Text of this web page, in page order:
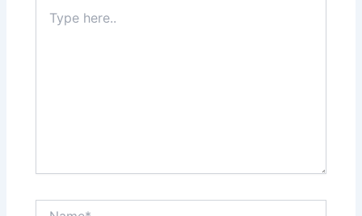
here..